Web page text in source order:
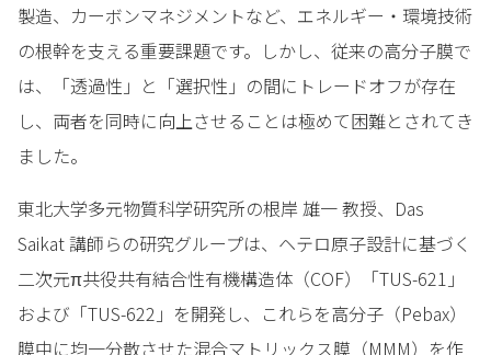
製造、カーボンマネジメントなど、エネルギー・環境技術
の根幹を支える重要課題です。しかし、従来の高分子膜で
は、「透過性」と「選択性」の間にトレードオフが存在
し、両者を同時に向上させることは極めて困難とされてき
ました。
東北大学多元物質科学研究所の根岸 雄一 教授、Das
Saikat 講師らの研究グループは、ヘテロ原子設計に基づく
二次元π共役共有結合性有機構造体（COF）「TUS-621」
および「TUS-622」を開発し、これらを高分子（Pebax）
膜中に均一分散させた混合マトリックス膜（MMM）を作